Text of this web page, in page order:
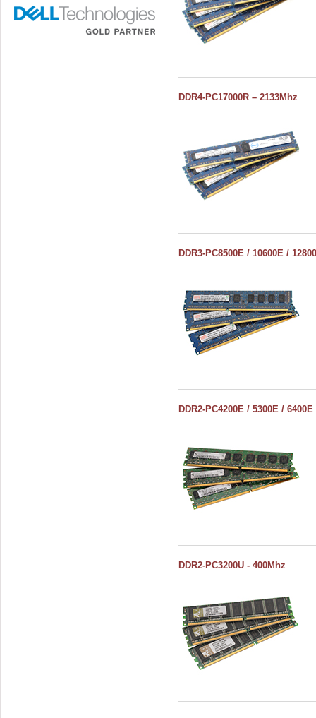
DDR4-PC17000R – 2133Mhz
DDR3-PC8500E / 10600E /
DDR2-PC4200E / 5300E / 6400E
DDR2-PC3200U - 400Mhz